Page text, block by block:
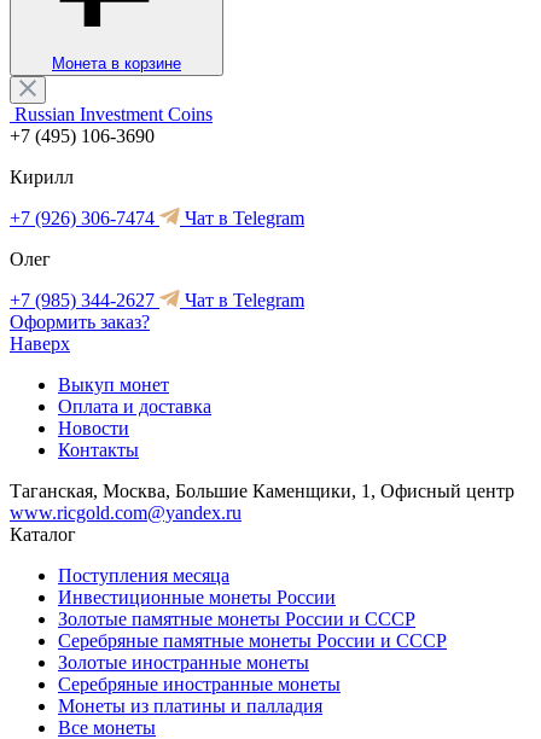
Монета в корзине
Russian Investment Coins
+7 (495) 106-3690
Кирилл
+7 (926) 306-7474
Чат в Telegram
Олег
+7 (985) 344-2627
Чат в Telegram
Оформить заказ?
Наверх
Выкуп монет
Оплата и доставка
Новости
Контакты
Таганская, Москва, Большие Каменщики, 1, Офисный центр
www.ricgold.com@yandex.ru
Каталог
Поступления месяца
Инвестиционные монеты России
Золотые памятные монеты России и СССР
Серебряные памятные монеты России и СССР
Золотые иностранные монеты
Серебряные иностранные монеты
Монеты из платины и палладия
Все монеты